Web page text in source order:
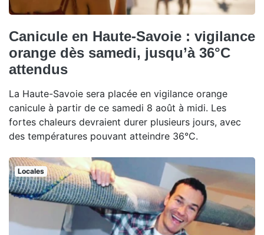
Canicule en Haute-Savoie : vigilance
orange dès samedi, jusqu’à 36°C
attendus
La Haute-Savoie sera placée en vigilance orange
canicule à partir de ce samedi 8 août à midi. Les
fortes chaleurs devraient durer plusieurs jours, avec
des températures pouvant atteindre 36°C.
Locales